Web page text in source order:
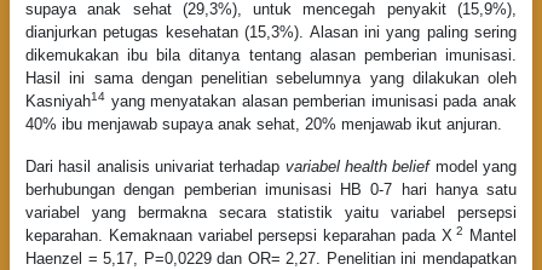
supaya anak sehat (29,3%), untuk mencegah penyakit (15,9%),
dianjurkan petugas kesehatan (15,3%). Alasan ini yang paling sering
dikemukakan ibu bila ditanya tentang alasan pemberian imunisasi.
Hasil ini sama dengan penelitian sebelumnya yang dilakukan oleh
Kasniyah14 yang menyatakan alasan pemberian imunisasi pada anak
40% ibu menjawab supaya anak sehat, 20% menjawab ikut anjuran.
Dari hasil analisis univariat terhadap variabel health beliefmodel yang
berhubungan dengan pemberian imunisasi HB 0-7 hari hanya satu
variabel yang bermakna secara statistik yaitu variabel persepsi
keparahan. Kemaknaan variabel persepsi keparahan pada X 2
Mantel
Haenzel = 5,17, P=0,0229 dan OR= 2,27. Penelitian ini mendapatkan